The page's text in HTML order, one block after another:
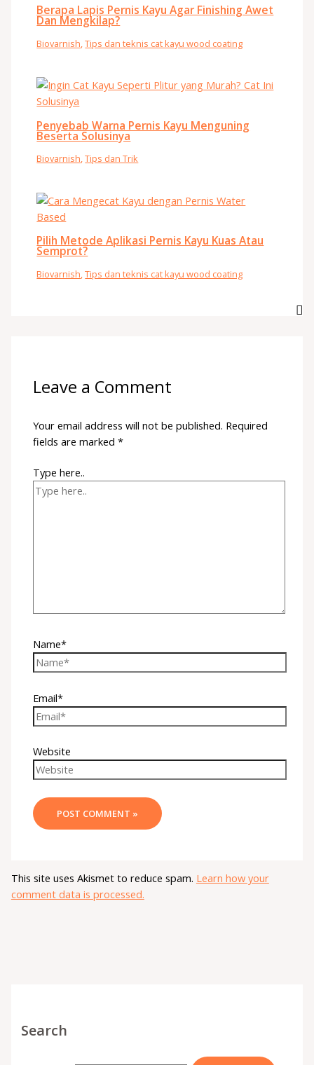
Berapa Lapis Pernis Kayu Agar Finishing Awet
Dan Mengkilap?
Biovarnish,Tips dan teknis cat kayu wood coating
Penyebab Warna Pernis Kayu Menguning
Beserta Solusinya
Biovarnish,Tips dan Trik
Pilih Metode Aplikasi Pernis Kayu Kuas Atau
Semprot?
Biovarnish,Tips dan teknis cat kayu wood coating
Leave a Comment
Your email address will not be published. Required
fields are marked*
Type here..
Name*
Email*
Website
This site uses Akismet to reduce spam. Learn how your
comment data is processed.
Search